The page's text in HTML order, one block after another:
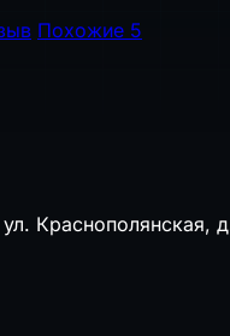
Похожие 5
Краснополянская,